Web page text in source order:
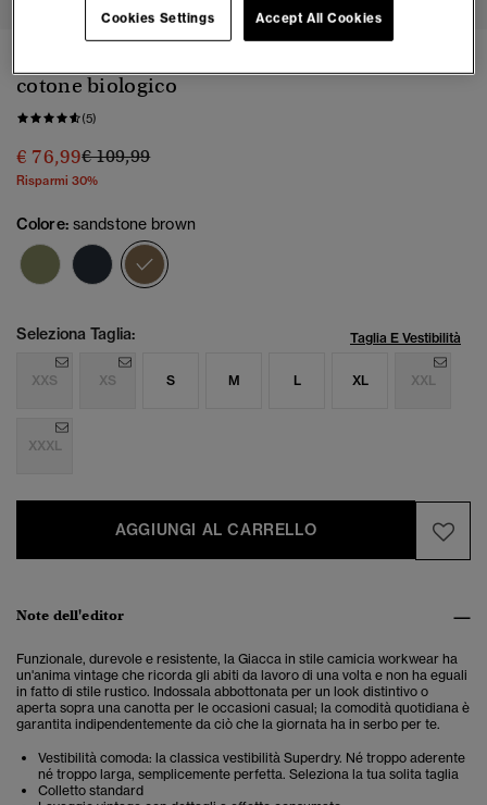
cotone biologico
(5)
€ 76,99Prezzo ridotto da
€ 109,99a
Risparmi 30%
Colore: sandstone brown
Seleziona Taglia: Taglia E Vestibilità
XXS XS S M L XL XXL
XXXL
AGGIUNGI AL CARRELLO
Note dell'editor
Funzionale, durevole e resistente, la Giacca in stile camicia workwear ha
un'anima vintage che ricorda gli abiti da lavoro di una volta e non ha eguali
in fatto di stile rustico. Indossala abbottonata per un look distintivo o
aperta sopra una canotta per le occasioni casual; la comodità quotidiana è
garantita indipendentemente da ciò che la giornata ha in serbo per te.
Vestibilità comoda: la classica vestibilità Superdry. Né troppo aderente
né troppo larga, semplicemente perfetta. Seleziona la tua solita taglia
Colletto standard
Cookies Settings Accept All Cookies